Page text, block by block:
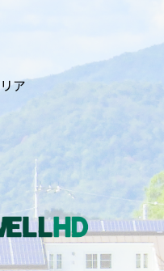
ア